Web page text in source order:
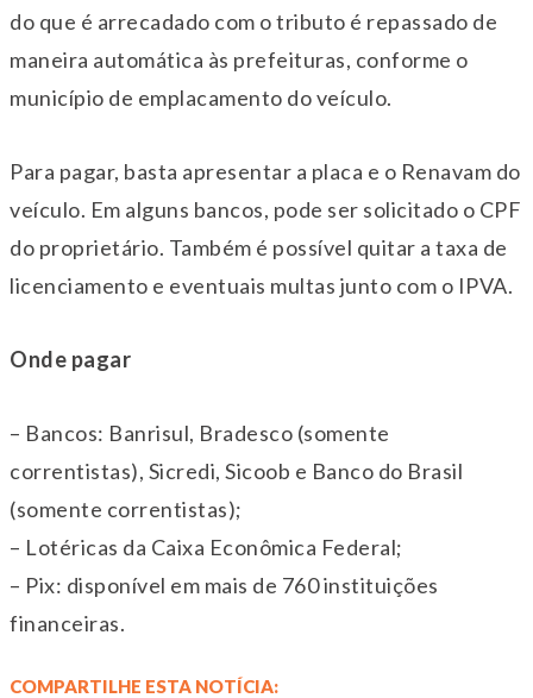
do que é arrecadado com o tributo é repassado de
maneira automática às prefeituras, conforme o
município de emplacamento do veículo.
Para pagar, basta apresentar a placa e o Renavam do
veículo. Em alguns bancos, pode ser solicitado o CPF
do proprietário. Também é possível quitar a taxa de
licenciamento e eventuais multas junto com o IPVA.
Onde pagar
– Bancos: Banrisul, Bradesco (somente
correntistas), Sicredi, Sicoob e Banco do Brasil
(somente correntistas);
– Lotéricas da Caixa Econômica Federal;
– Pix: disponível em mais de 760 instituições
financeiras.
COMPARTILHE ESTA NOTÍCIA: